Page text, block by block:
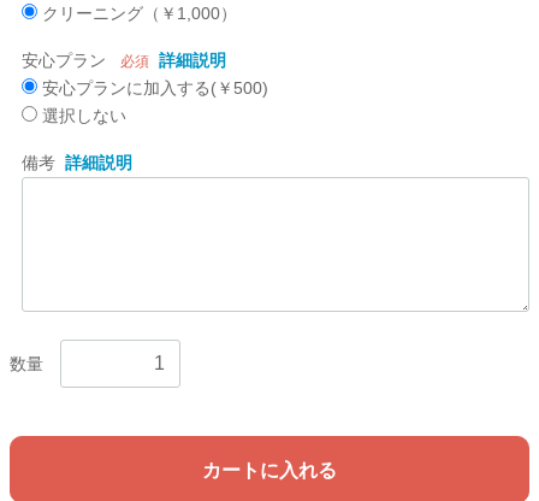
クリーニング（￥1,000）
安心プラン 必須 詳細説明
安心プランに加入する(￥500)
選択しない
備考 詳細説明
数量
カートに入れる